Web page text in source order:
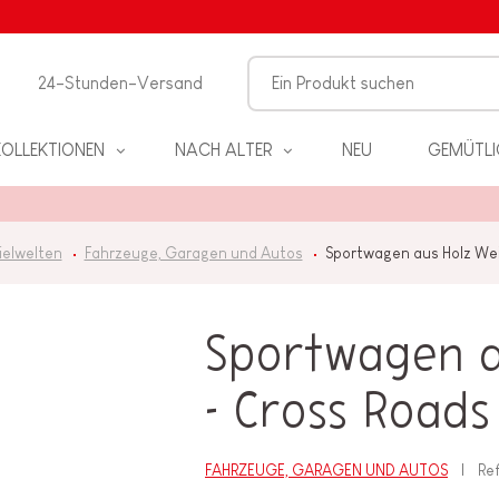
24-Stunden-Versand
NACH ALTER NEU
Fahrzeuge, Garagen und Autos Sportwagen aus Holz
Sportwagen
- Cross Roads
FAHRZEUGE, GARAGEN UND AUTOS